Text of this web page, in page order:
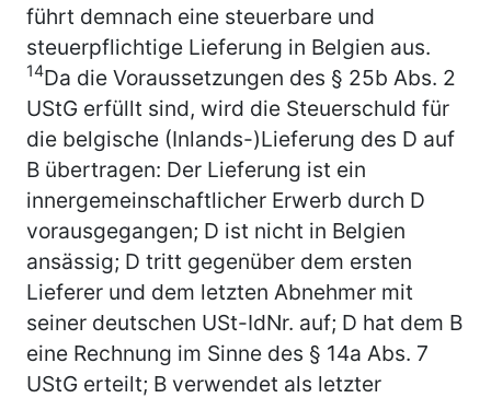
führt demnach eine steuerbare und
steuerpflichtige Lieferung in Belgien aus.
14Da die Voraussetzungen des § 25b Abs. 2
UStG erfüllt sind, wird die Steuerschuld für
die belgische (Inlands-)Lieferung des D auf
B übertragen: Der Lieferung ist ein
innergemeinschaftlicher Erwerb durch D
vorausgegangen; D ist nicht in Belgien
ansässig; D tritt gegenüber dem ersten
Lieferer und dem letzten Abnehmer mit
seiner deutschen USt-IdNr. auf; D hat dem B
eine Rechnung im Sinne des § 14a Abs. 7
UStG erteilt; B verwendet als letzter